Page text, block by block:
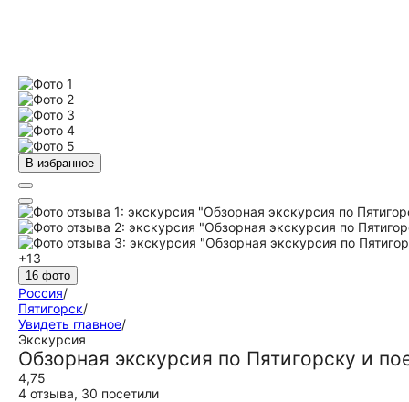
В избранное
+13
16 фото
Россия/
Пятигорск/
Увидеть главное/
Экскурсия
Обзорная экскурсия по Пятигорску и
4,75
4 отзыва, 30 посетили